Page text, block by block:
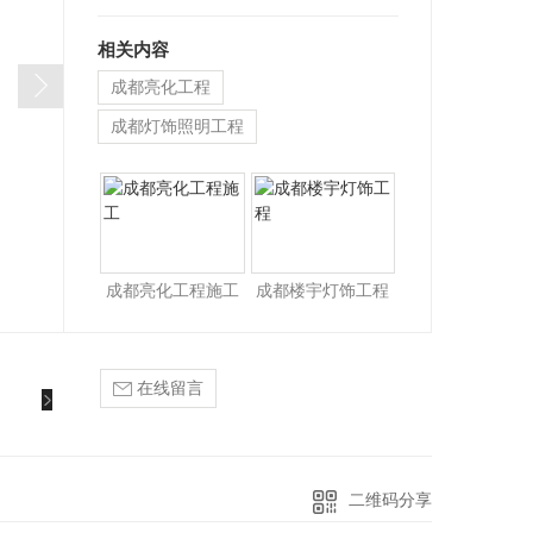
相关内容
成都亮化工程
成都灯饰照明工程
成都亮化工程施工 成都楼宇灯饰工程
在线留言
二维码分享